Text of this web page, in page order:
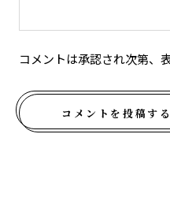
コメントは承認され次第、
コメントを投稿する